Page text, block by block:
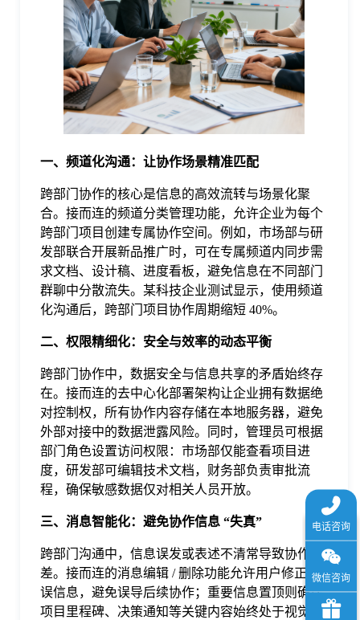
一、频道化沟通：让协作场景精准匹配
跨部门协作的核心是信息的高效流转与场景化聚
合。接而连的频道分类管理功能，允许企业为每个
跨部门项目创建专属协作空间。例如，市场部与研
发部联合开展新品推广时，可在专属频道内同步需
求文档、设计稿、进度看板，避免信息在不同部门
群聊中分散流失。某科技企业测试显示，使用频道
化沟通后，跨部门项目协作周期缩短 40%。
二、权限精细化：安全与效率的动态平衡
跨部门协作中，数据安全与信息共享的矛盾始终存
在。接而连的去中心化部署架构让企业拥有数据绝
对控制权，所有协作内容存储在本地服务器，避免
外部对接中的数据泄露风险。同时，管理员可根据
部门角色设置访问权限：市场部仅能查看项目进
度，研发部可编辑技术文档，财务部负责审批流
程，确保敏感数据仅对相关人员开放。
三、消息智能化：避免协作信息 “失真”
跨部门沟通中，信息误发或表述不清常导致协作偏
差。接而连的消息编辑 / 删除功能允许用户修正错
误信息，避免误导后续协作；重要信息置顶则确保
项目里程碑、决策通知等关键内容始终处于视觉焦